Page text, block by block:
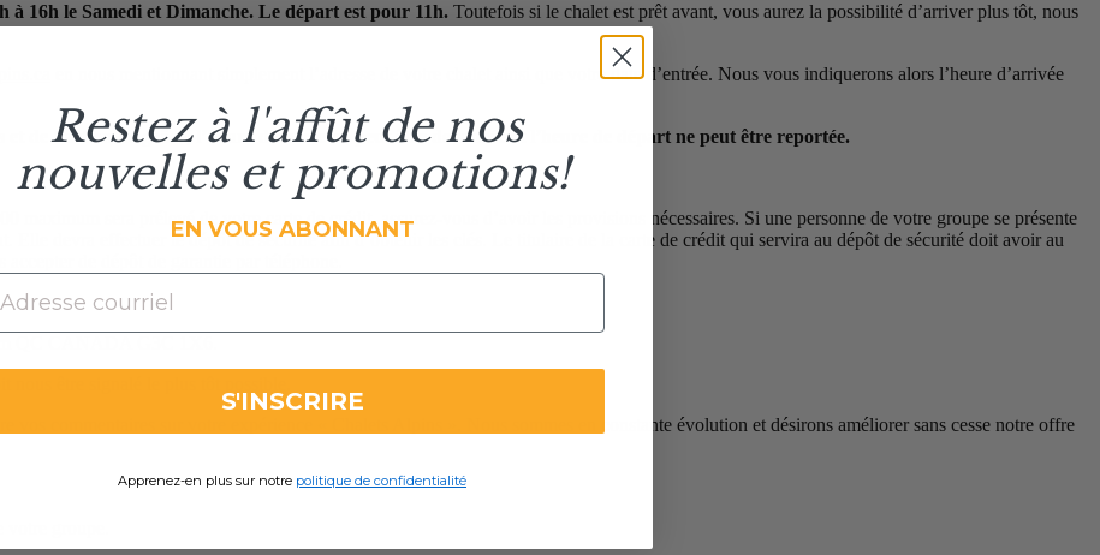
16h le Samedi et Dimanche. Le départ est pour 11h. Toutefois si le chalet est prêt avant, vous aurez la possibilité d’arriver plus tôt, nous
en nous mentionnant simplement l’adresse de votre chalet ainsi que votre date d’entrée. Nous vous indiquerons alors l’heure d’arrivée
de l’action de grâce, l’heure d’entrée ne peut être devancée et l’heure de départ ne peut être reportée.
maximum sera prélevé de votre carte de crédit, assurez-vous d’avoir les provisions nécessaires. Si une personne de votre groupe se présente
Elle devra effectuer le dépôt de sécurité afin d’obtenir les clés. Le titulaire de la carte de crédit qui servira au dépôt de sécurité doit avoir au
de dépôt de garantie par téléphone.
QC CANADA G3C 1X6.
être signalé le plus tôt possible.
vos commentaires sur votre expérience « Chalets Alpins ». Nous sommes en constante évolution et désirons améliorer sans cesse notre offre
groupe.
Restez à l'affût de nos
nouvelles et promotions!
EN VOUS ABONNANT
courriel
S'INSCRIRE
Apprenez-en plus sur notre politique de confidentialité